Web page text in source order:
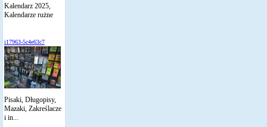
Kalendarz 2025,
Kalendarze rużne
i17963-5c4e63c7
Pisaki, Długopisy,
Mazaki, Zakreślacze
i in...